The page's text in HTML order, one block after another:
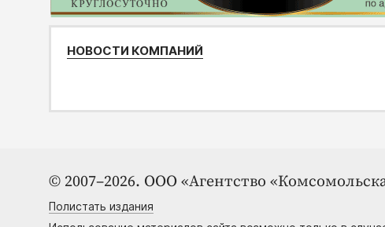
НОВОСТИ КОМПАНИЙ
© 2007–2026. ООО «Агентство
Полистать издания